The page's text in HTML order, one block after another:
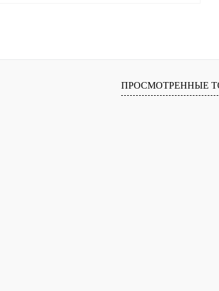
Купить в 1 клик Сравнение
ПРОСМОТРЕННЫЕ